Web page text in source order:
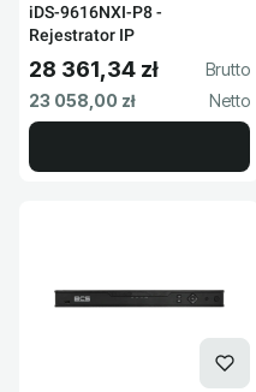
iDS-9616NXI-P8 -
Rejestrator IP
Cena brutto
28 361,34 zł
Cena netto
23 058,00 zł